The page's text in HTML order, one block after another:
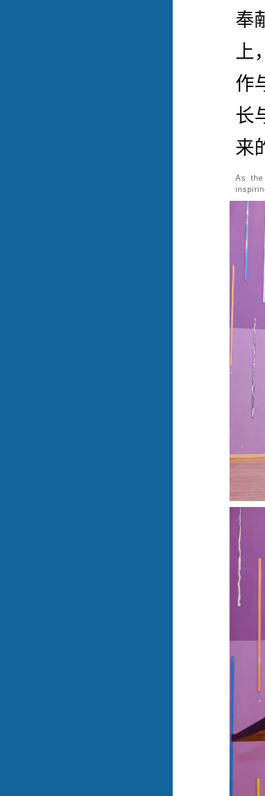
奉
作
长
来
As the